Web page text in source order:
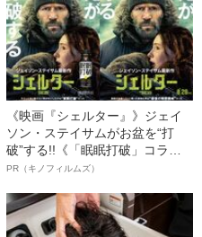
レーした“サッカー選手”が視覚障
害を負った“恐怖の瞬間”を明かす
《映画『シェルター』》ジェイ
ソン・ステイサムがお盆を“打
破”する!!《「眠眠打破」コラ
ボ》
PR（キノフィルムズ）